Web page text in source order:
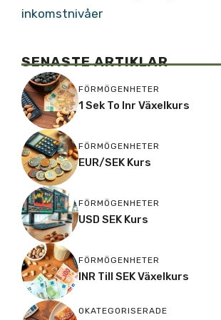
inkomstnivåer
SENASTE ARTIKLAR
FÖRMÖGENHETER
1 Sek To Inr Växelkurs
FÖRMÖGENHETER
EUR/SEK Kurs
FÖRMÖGENHETER
USD SEK Kurs
FÖRMÖGENHETER
INR Till SEK Växelkurs
OKATEGORISERADE